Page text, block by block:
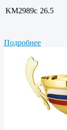
KM2989c 26.5
Подробнее